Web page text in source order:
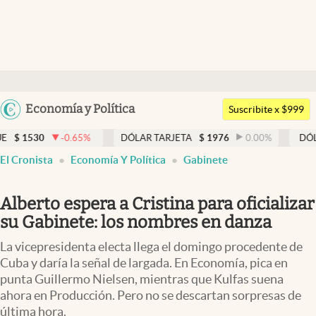
Argentina
Uruguay
Economía y Política
Members
Economía y Política
Finanzas y Mercados
Negocios
Columnistas
Otras secciones
Apertura
Suscribite x $999
% DÓLAR TARJETA $ 1976 0.00 % DÓLAR MEP
El Cronista Economía Y Política Gabinete
Alberto espera a Cristina para oficializar
su Gabinete: los nombres en danza
La vicepresidenta electa llega el domingo procedente de
Cuba y daría la señal de largada. En Economía, pica en
punta Guillermo Nielsen, mientras que Kulfas suena
ahora en Producción. Pero no se descartan sorpresas de
última hora.